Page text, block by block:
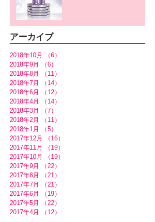
アーカイブ
2018年10月 （6）
2018年9月
（6）
2018年8月
（11）
2018年7月
（14）
2018年6月
（12）
2018年4月
（14）
2018年3月
（7）
2018年2月
（11）
2018年1月
（5）
2017年12月
（16）
2017年11月
（19）
2017年10月
（19）
2017年9月
（22）
2017年8月
（21）
2017年7月
（21）
2017年6月
（19）
2017年5月
（22）
2017年4月
（12）